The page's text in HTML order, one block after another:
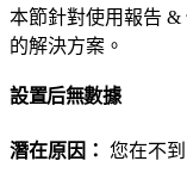
本節針對使用報告
的解決方案。
設置后無數據
潛在原因： 您在不